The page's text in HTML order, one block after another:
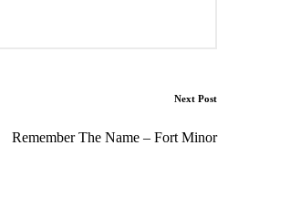
Next Post
Remember The Name – Fort Minor